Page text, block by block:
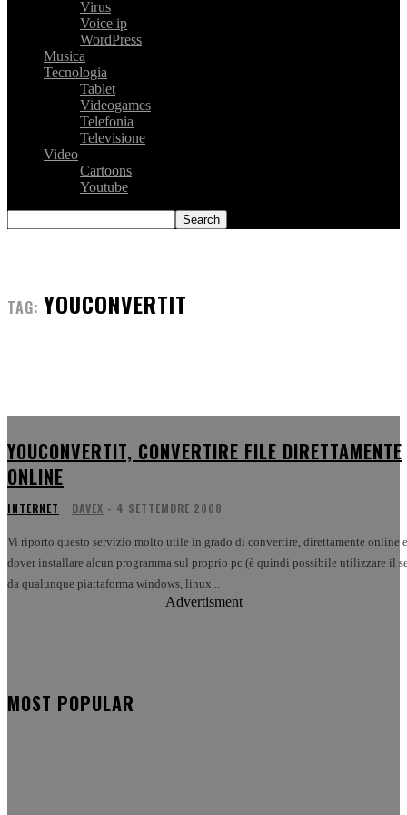
Virus
Voice ip
WordPress
Musica
Tecnologia
Tablet
Videogames
Telefonia
Televisione
Video
Cartoons
Youtube
TAG: YOUCONVERTIT
YOUCONVERTIT, CONVERTIRE FILE DIRETTAMENTE
ONLINE
INTERNET DAVEX - 4 SETTEMBRE 2008
Vi riporto questo servizio molto utile in grado di convertire, direttamente online
dover installare alcun programma sul proprio pc (è quindi possibile utilizzare il
da qualunque piattaforma windows, linux...
Advertisment
MOST POPULAR